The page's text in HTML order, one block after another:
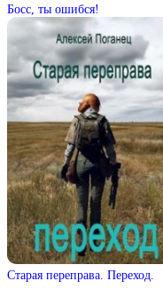
Босс, ты ошибся!
Старая переправа. Переход.